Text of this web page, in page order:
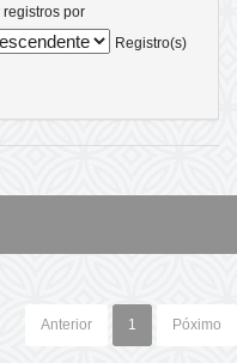
registros por
Registro(s)
Anterior 1 Póximo